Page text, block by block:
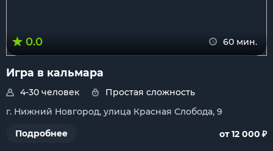
0.0 60 мин.
Игра в кальмара
4-30 человек
Простая сложность
г. Нижний Новгород, улица Красная Слобода, 9
Подробнее
от 12 000 ₽